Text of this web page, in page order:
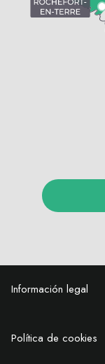
Información legal
Política de cookies